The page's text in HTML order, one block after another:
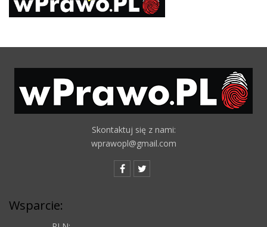
Skontaktuj się z nami:
wprawopl@gmail.com
Wsparcie: